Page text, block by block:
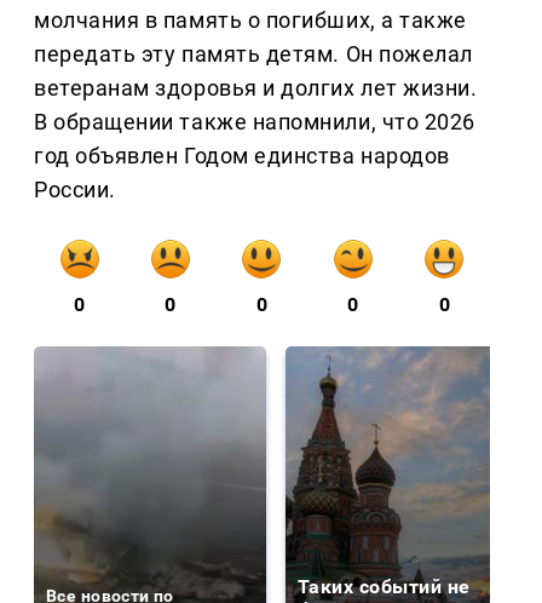
молчания в память о погибших, а также
передать эту память детям. Он пожелал
ветеранам здоровья и долгих лет жизни.
В обращении также напомнили, что 2026
год объявлен Годом единства народов
России.
0 0 0 0 0
Все новости по
Таких событий не